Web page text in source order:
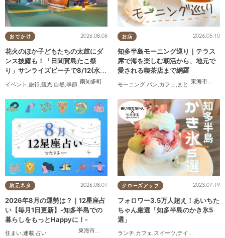
おでかけ
南知多町
2026.08.06
花火のほか子どもたちの太鼓にダ
ンス披露も！「日間賀島たこ祭
り」サンライズビーチで8/12(水)
イベント 旅行 観光 自然 季節ネタ ,花火
お店
東海市
,知多
2026.05.10
知多半島モーニング巡り｜テラス
席で海を楽しむ朝活から、地元で
愛される喫茶店まで網羅
モーニング パン カフェ まとめ記事 , コスパ
地元ネタ
東海市
,大府市 知多市, 東浦町 阿久比町,半田市
2026.08.01
2026年8月の運勢は？｜12星座占
い【毎月1日更新】-知多半島での
暮らしをもっとHappyに！-
住まい,連載,占い
クローズアップ 2023.07.19
フォロワー3.5万人超え！あいちた
ちゃん厳選「知多半島のかき氷5
選」
ランチ,カフェ,スイーツ,テイクアウト